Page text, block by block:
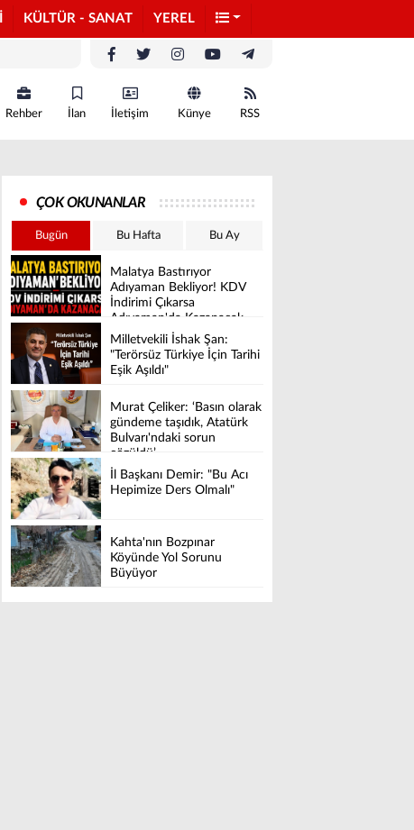
KÜLTÜR - SANAT YEREL
Rehber İlan İletişim Künye RSS
ÇOK OKUNANLAR
Bugün Bu Hafta Bu Ay
Malatya Bastırıyor
Adıyaman Bekliyor! KDV
İndirimi Çıkarsa
Adıyaman'da Kazanacak
Milletvekili İshak Şan:
"Terörsüz Türkiye İçin Tarihi
Eşik Aşıldı"
Murat Çeliker: ‘Basın olarak
gündeme taşıdık, Atatürk
Bulvarı'ndaki sorun
çözüldü’
İl Başkanı Demir: "Bu Acı
Hepimize Ders Olmalı"
Kahta'nın Bozpınar
Köyünde Yol Sorunu
Büyüyor